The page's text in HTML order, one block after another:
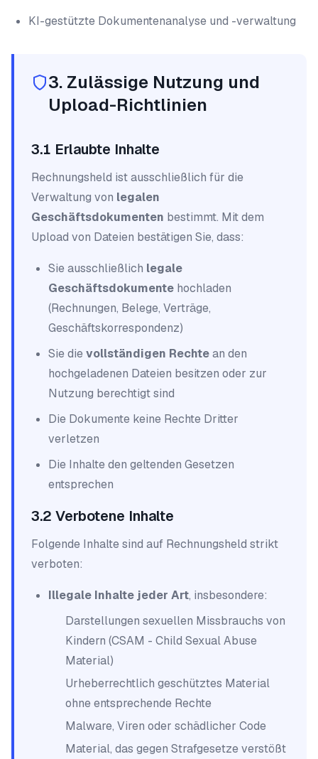
KI-gestützte Dokumentenanalyse und -verwaltung
3. Zulässige Nutzung und
Upload-Richtlinien
3.1 Erlaubte Inhalte
Rechnungsheld ist ausschließlich für die
Verwaltung von legalen
Geschäftsdokumenten bestimmt. Mit dem
Upload von Dateien bestätigen Sie, dass:
Sie ausschließlich legale
Geschäftsdokumente hochladen
(Rechnungen, Belege, Verträge,
Geschäftskorrespondenz)
Sie dievollständigen Rechtean den
hochgeladenen Dateien besitzen oder zur
Nutzung berechtigt sind
Die Dokumente keine Rechte Dritter
verletzen
Die Inhalte den geltenden Gesetzen
entsprechen
3.2 Verbotene Inhalte
Folgende Inhalte sind auf Rechnungsheld strikt
verboten:
Illegale Inhalte jeder Art, insbesondere:
Darstellungen sexuellen Missbrauchs von
Kindern (CSAM - Child Sexual Abuse
Material)
Urheberrechtlich geschütztes Material
ohne entsprechende Rechte
Malware, Viren oder schädlicher Code
Material, das gegen Strafgesetze verstößt